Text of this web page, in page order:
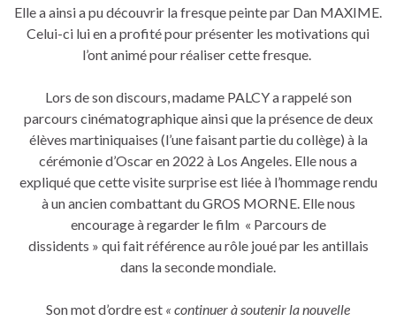
Elle a ainsi a pu découvrir la fresque peinte par Dan MAXIME.
Celui-ci lui en a profité pour présenter les motivations qui
l’ont animé pour réaliser cette fresque.
Lors de son discours, madame PALCY a rappelé son
parcours cinématographique ainsi que la présence de deux
élèves martiniquaises (l’une faisant partie du collège) à la
cérémonie d’Oscar en 2022 à Los Angeles. Elle nous a
expliqué que cette visite surprise est liée à l’hommage rendu
à un ancien combattant du GROS MORNE. Elle nous
encourage à regarder le film « Parcours de
dissidents » qui fait référence au rôle joué par les antillais
dans la seconde mondiale.
Son mot d’ordre est « continuer à soutenir la nouvelle